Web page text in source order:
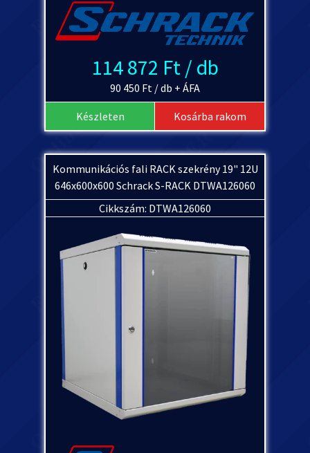
114 872 Ft / db
90 450 Ft / db + ÁFA
Készleten Kosárba rakom
Kommunikációs fali RACK szekrény 19" 12U
646x600x600 Schrack S-RACK DTWA126060
Cikkszám: DTWA126060